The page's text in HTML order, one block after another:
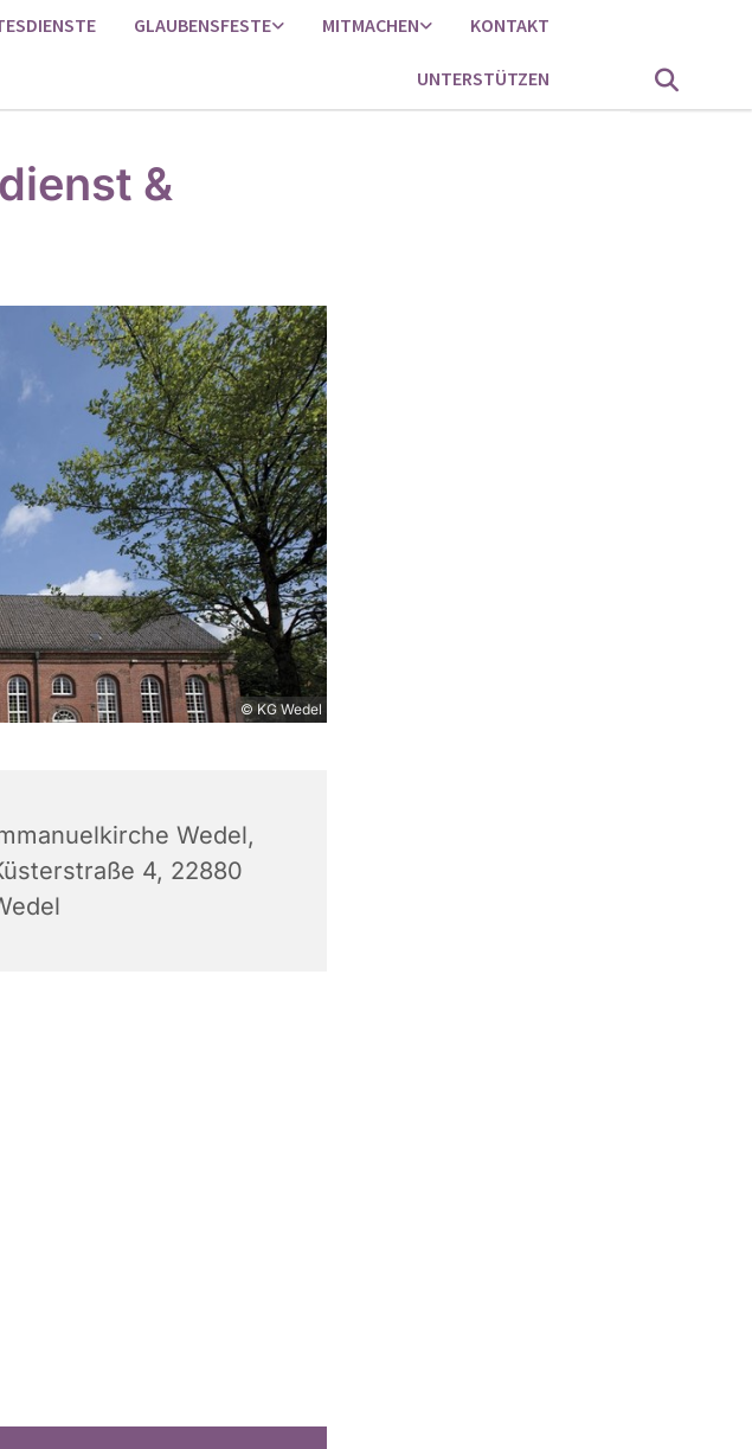
GLAUBENSFESTE MITMACHEN KONTAKT
UNTERSTÜTZEN
&
© KG Wedel
Wedel,
4, 22880